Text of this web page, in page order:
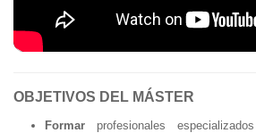
OBJETIVOS DEL MÁSTER
Formar profesionales